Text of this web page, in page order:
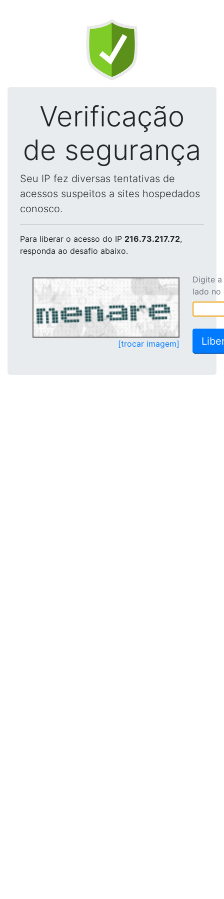
Verificação
de segurança
Seu IP fez diversas tentativas de
acessos suspeitos a sites hospedados
conosco.
Para liberar o acesso do IP 216.73.217.72,
responda ao desafio abaixo.
[trocar imagem]
Digite
lado no